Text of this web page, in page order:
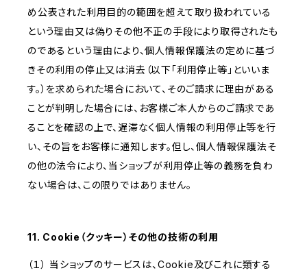
め公表された利用目的の範囲を超えて取り扱われている
という理由又は偽りその他不正の手段により取得されたも
のであるという理由により、個人情報保護法の定めに基づ
きその利用の停止又は消去（以下「利用停止等」といいま
す。）を求められた場合において、そのご請求に理由がある
ことが判明した場合には、お客様ご本人からのご請求であ
ることを確認の上で、遅滞なく個人情報の利用停止等を行
い、その旨をお客様に通知します。但し、個人情報保護法そ
の他の法令により、当ショップが利用停止等の義務を負わ
ない場合は、この限りではありません。
11. Cookie（クッキー）その他の技術の利用
（１） 当ショップのサービスは、Cookie及びこれに類する